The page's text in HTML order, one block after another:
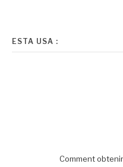
suite
ESTA USA :
Comment